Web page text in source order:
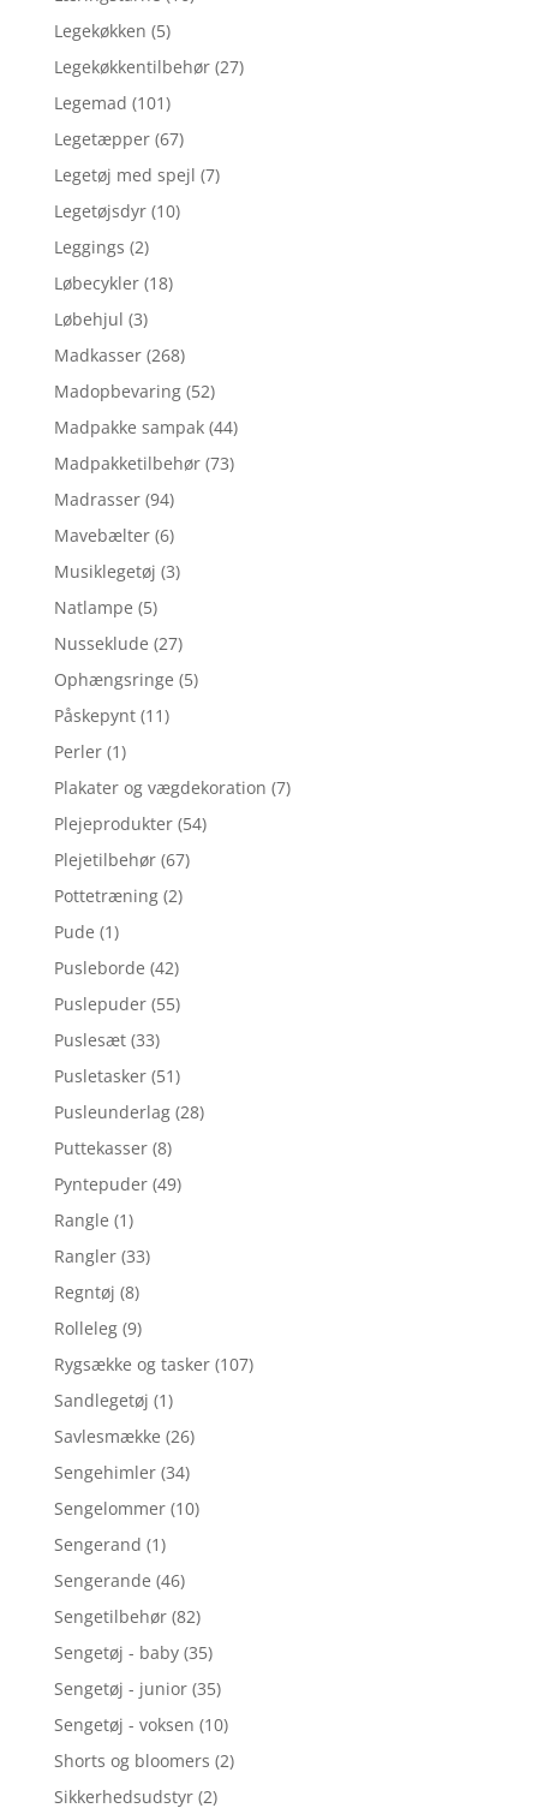
Legekøkken (5)
Legekøkkentilbehør (27)
Legemad (101)
Legetæpper (67)
Legetøj med spejl (7)
Legetøjsdyr (10)
Leggings (2)
Løbecykler (18)
Løbehjul (3)
Madkasser (268)
Madopbevaring (52)
Madpakke sampak (44)
Madpakketilbehør (73)
Madrasser (94)
Mavebælter (6)
Musiklegetøj (3)
Natlampe (5)
Nusseklude (27)
Ophængsringe (5)
Påskepynt (11)
Perler (1)
Plakater og vægdekoration (7)
Plejeprodukter (54)
Plejetilbehør (67)
Pottetræning (2)
Pude (1)
Pusleborde (42)
Puslepuder (55)
Puslesæt (33)
Pusletasker (51)
Pusleunderlag (28)
Puttekasser (8)
Pyntepuder (49)
Rangle (1)
Rangler (33)
Regntøj (8)
Rolleleg (9)
Rygsække og tasker (107)
Sandlegetøj (1)
Savlesmække (26)
Sengehimler (34)
Sengelommer (10)
Sengerand (1)
Sengerande (46)
Sengetilbehør (82)
Sengetøj - baby (35)
Sengetøj - junior (35)
Sengetøj - voksen (10)
Shorts og bloomers (2)
Sikkerhedsudstyr (2)